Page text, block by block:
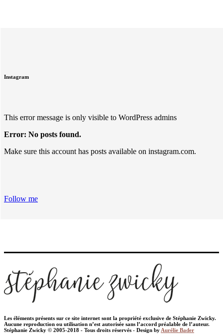
Instagram
This error message is only visible to WordPress admins
Error: No posts found.
Make sure this account has posts available on instagram.com.
Follow me
Les éléments présents sur ce site internet sont la propriété exclusive de Stéphanie Zwicky.
Aucune reproduction ou utilisation n’est autorisée sans l’accord préalable de l’auteur.
Stéphanie Zwicky © 2005-2018 - Tous droits réservés - Design by Aurélie Bader